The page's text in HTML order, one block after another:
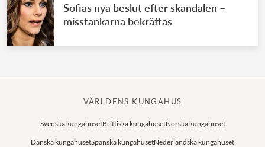
Sofias nya beslut efter skandalen –
misstankarna bekräftas
VÄRLDENS KUNGAHUS
Svenska kungahusetBrittiska kungahusetNorska kungahuset
Danska kungahusetSpanska kungahusetNederländska kungahuset